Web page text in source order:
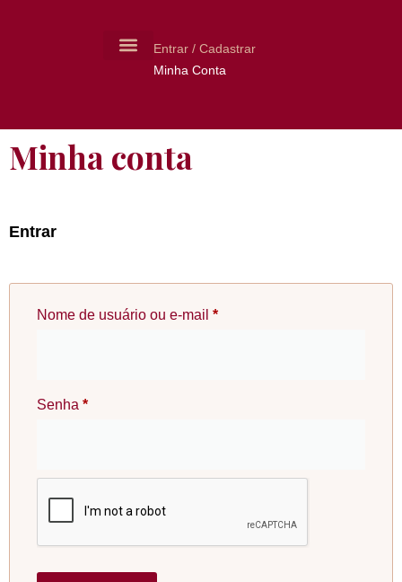
Entrar / Cadastrar
Minha Conta
Minha conta
Entrar
Nome de usuário ou e-mail *
Senha *